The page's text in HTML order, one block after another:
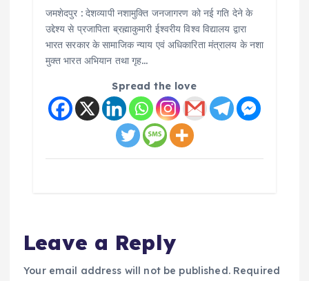
जमशेदपुर : देशव्यापी नशामुक्ति जनजागरण को नई गति देने के
उद्देश्य से प्रजापिता ब्रह्माकुमारी ईश्वरीय विश्व विद्यालय द्वारा
भारत सरकार के सामाजिक न्याय एवं अधिकारिता मंत्रालय के नशा
मुक्त भारत अभियान तथा गृह…
Spread the love
Leave a Reply
Your email address will not be published. Required